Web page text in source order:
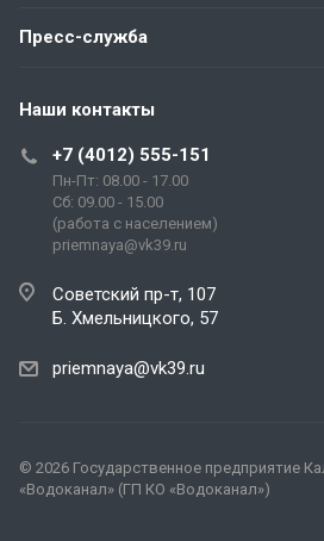
Пресс-служба
Наши контакты
+7 (4012) 555-151
Пн-Пт: 08.00 - 17.00
Сб: 09.00 - 15.00
(работа с населением)
priemnaya@vk39.ru
Советский пр-т, 107
Б. Хмельницкого, 57
priemnaya@vk39.ru
© 2026 Государственное предприятие
«Водоканал» (ГП КО «Водоканал»)